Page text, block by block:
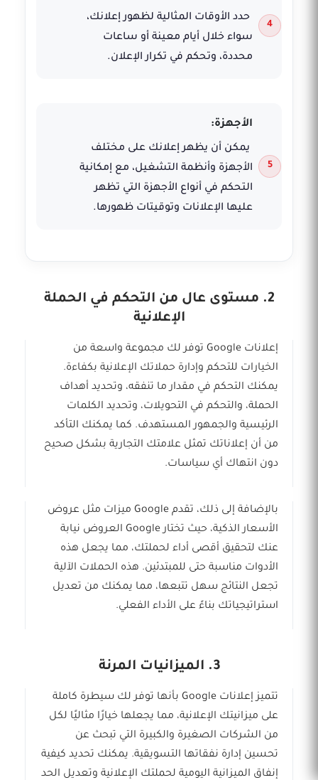
حدد الأوقات المثالية لظهور إعلانك،
سواء خلال أيام معينة أو ساعات
محددة، وتحكم في تكرار الإعلان.
الأجهزة:
يمكن أن يظهر إعلانك على مختلف
الأجهزة وأنظمة التشغيل، مع إمكانية
التحكم في أنواع الأجهزة التي تظهر
عليها الإعلانات وتوقيتات ظهورها.
2. مستوى عال من التحكم في الحملة
الإعلانية
إعلانات Google توفر لك مجموعة واسعة من
الخيارات للتحكم وإدارة حملاتك الإعلانية بكفاءة.
يمكنك التحكم في مقدار ما تنفقه، وتحديد أهداف
الحملة، والتحكم في التحويلات، وتحديد الكلمات
الرئيسية والجمهور المستهدف. كما يمكنك التأكد
من أن إعلاناتك تمثل علامتك التجارية بشكل صحيح
دون انتهاك أي سياسات.
بالإضافة إلى ذلك، تقدم Google ميزات مثل عروض
الأسعار الذكية، حيث تختار Google العروض نيابة
عنك لتحقيق أقصى أداء لحملتك، مما يجعل هذه
الأدوات مناسبة حتى للمبتدئين. هذه الحملات الآلية
تجعل النتائج سهل تتبعها، مما يمكنك من تعديل
استراتيجياتك بناءً على الأداء الفعلي.
3. الميزانيات المرنة
تتميز إعلانات Google بأنها توفر لك سيطرة كاملة
على ميزانيتك الإعلانية، مما يجعلها خيارًا مثاليًا لكل
من الشركات الصغيرة والكبيرة التي تبحث عن
تحسين إدارة نفقاتها التسويقية. يمكنك تحديد كيفية
إنفاق الميزانية اليومية لحملتك الإعلانية وتعديل الحد